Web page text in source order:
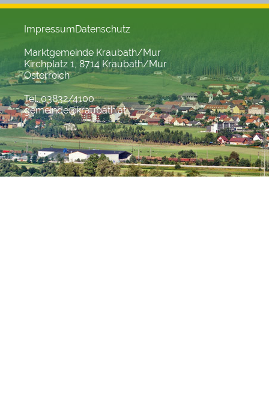
ImpressumDatenschutz
Marktgemeinde Kraubath/Mur
Kirchplatz 1, 8714 Kraubath/Mur
Österreich
Tel. 03832/4100
gemeinde@kraubath.at